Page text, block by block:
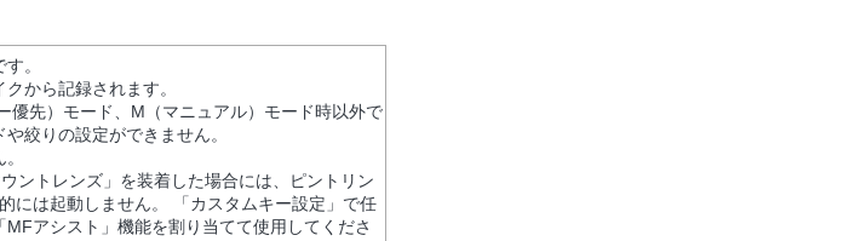
。
から記録されます。
優先）モード、M（マニュアル）モード時以外で
絞りの設定ができません。
ントレンズ」を装着した場合には、ピントリン
には起動しません。 「カスタムキー設定」で任
アシスト」機能を割り当てて使用してくださ